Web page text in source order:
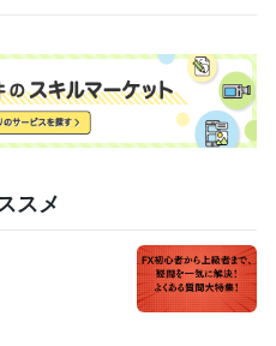
、副業、投資、マネー、FX
具体的な売買、パターン集など
スメ